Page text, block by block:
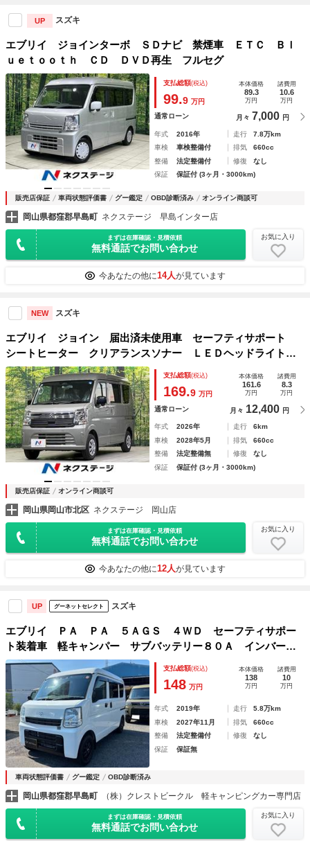
UP スズキ
エブリイ ジョインターボ ＳＤナビ 禁煙車 ＥＴＣ Ｂｌ
ｕｅｔｏｏｔｈ ＣＤ ＤＶＤ再生 フルセグ
支払総額(税込)
99.9 万円
本体価格
89.3
万円
諸費用
10.6
万円
通常ローン 月々 7,000 円
年式 2016年 走行
7.8万km
車検
車検整備付 排気
660cc
整備
法定整備付 修復
なし
保証
保証付 (3ヶ月・3000km)
販売店保証 車両状態評価書 グー鑑定 OBD診断済み オンライン商談可
岡山県都窪郡早島町 ネクステージ 早島インター店
まずは在庫確認・見積依頼
無料通話でお問い合わせ
お気に入り
今あなたの他に14人が見ています
NEW スズキ
エブリイ ジョイン 届出済未使用車 セーフティサポート
シートヒーター クリアランスソナー ＬＥＤヘッドライト
アイドリングストップ 両側スライドドア エアコン
支払総額(税込)
169.9 万円
本体価格
161.6
万円
諸費用
8.3
万円
通常ローン 月々 12,400 円
年式 2026年 走行
6km
車検
2028年5月 排気
660cc
整備
法定整備無 修復
なし
保証
保証付 (3ヶ月・3000km)
販売店保証 オンライン商談可
岡山県岡山市北区 ネクステージ 岡山店
まずは在庫確認・見積依頼
無料通話でお問い合わせ
お気に入り
今あなたの他に12人が見ています
UP グーネットセレクト スズキ
エブリイ ＰＡ ＰＡ ５ＡＧＳ ４ＷＤ セーフティサポー
ト装着車 軽キャンパー サブバッテリー８０Ａ インバータ
ー２０００Ｗ シンク 水タンク ベッド ＬＥＤ照明 パン
チングボード ＵＳＢ充電 １２Ｖソケット
支払総額(税込)
148 万円
本体価格
138
万円
諸費用
10
万円
年式 2019年 走行
5.8万km
車検
2027年11月 排気
660cc
整備
法定整備付 修復
なし
保証
保証無
車両状態評価書 グー鑑定 OBD診断済み
岡山県都窪郡早島町 （株）クレストビークル 軽キャンピングカー専門店
まずは在庫確認・見積依頼
無料通話でお問い合わせ
お気に入り